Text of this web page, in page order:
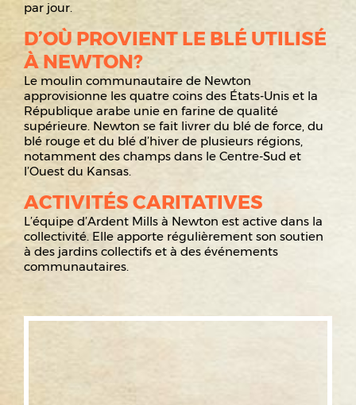
par jour.
D’OÙ PROVIENT LE BLÉ UTILISÉ
À NEWTON?
Le moulin communautaire de Newton
approvisionne les quatre coins des États-Unis et la
République arabe unie en farine de qualité
supérieure. Newton se fait livrer du blé de force, du
blé rouge et du blé d’hiver de plusieurs régions,
notamment des champs dans le Centre-Sud et
l’Ouest du Kansas.
ACTIVITÉS CARITATIVES
L’équipe d’Ardent Mills à Newton est active dans la
collectivité. Elle apporte régulièrement son soutien
à des jardins collectifs et à des événements
communautaires.